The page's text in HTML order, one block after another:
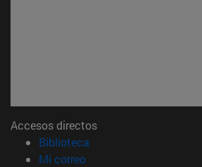
Accesos directos
Biblioteca
Mi correo(abre en nueva ventana)